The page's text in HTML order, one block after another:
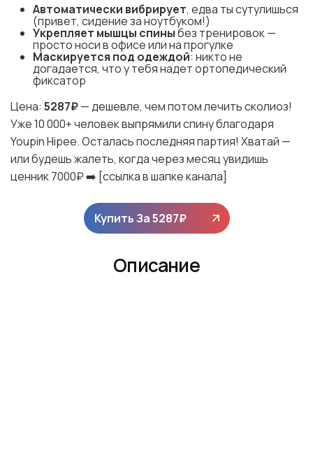
Автоматически вибрирует, едва ты сутулишься
(привет, сидение за ноутбуком!)
Укрепляет мышцы спиныбез тренировок —
просто носи в офисе или на прогулке
Маскируется под одеждой: никто не
догадается, что у тебя надет ортопедический
фиксатор
Цена: 5287₽— дешевле, чем потом лечить сколиоз!
Уже 10 000+ человек выпрямили спину благодаря
Youpin Hipee. Осталась последняя партия! Хватай —
или будешь жалеть, когда через месяц увидишь
ценник 7000₽ ➡️ [ссылка в шапке канала]
Купить За5287₽
Описание